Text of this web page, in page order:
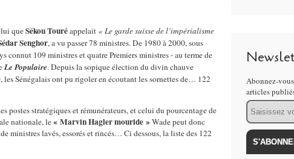
queSékou Touréappelait « Le garde suisse de l’impérialisme
Senghor, a vu passer 78 ministres. De 1980 à 2000, sous
connut 109 ministres et quatre Premiers ministres - au terme de
Le Populaire.Depuis la sopique élection du divin chauve
les Sénégalais ont pu rigoler en écoutant les sornettes de… 122
postes stratégiques et rémunérateurs, et celui du pourcentage de
nationale, le« Marvin Hagler mouride » Wade peut donc
ministres lavés, essorés et rincés… Ci dessous, la liste des 122
Abonnez-
articles
Email